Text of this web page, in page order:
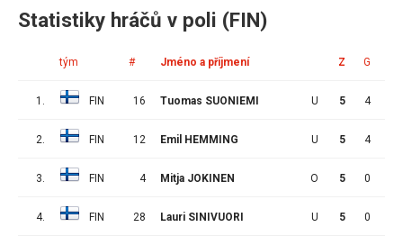
Statistiky hráčů v poli (FIN)
tým # Jméno a příjmení Z G
1. FIN 16 Tuomas SUONIEMI U 5 4
2. FIN 12 Emil HEMMING U 5 4
3. FIN 4 Mitja JOKINEN O 5 0
4. FIN 28 Lauri SINIVUORI U 5 0